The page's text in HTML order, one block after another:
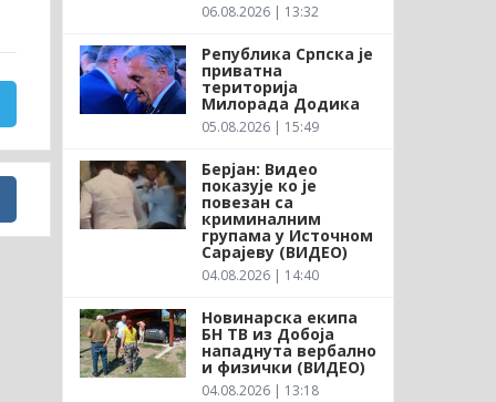
06.08.2026 | 13:32
Република Српска је
приватна
територија
Милорада Додика
05.08.2026 | 15:49
Берјан: Видео
показује ко је
повезан са
криминалним
групама у Источном
Сарајеву (ВИДЕО)
04.08.2026 | 14:40
Новинарска екипа
БН ТВ из Добоја
нападнута вербално
и физички (ВИДЕО)
04.08.2026 | 13:18